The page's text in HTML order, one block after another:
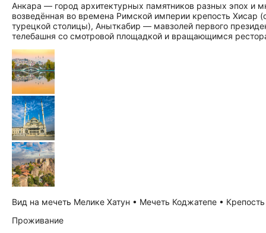
Анкара — город архитектурных памятников разных эпох и
возведённая во времена Римской империи крепость Хисар
турецкой столицы), Аныткабир — мавзолей первого
телебашня со смотровой площадкой и вращающимся
Вид на мечеть Мелике Хатун • Мечеть Коджатепе •
Проживание